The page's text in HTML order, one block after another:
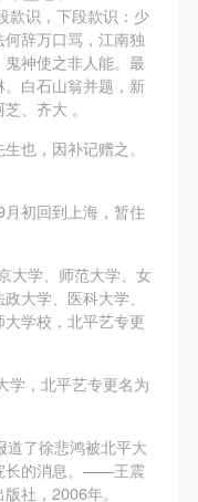
款识，下段款识：少
辞万口骂，江南独
鬼神使之非人能。最
白石山翁并题，新
、齐大 。
也，因补记赠之。
初回到上海，暂住
大学、师范大学、女
大学、医科大学、
学校，北平艺专更
学，北平艺专更名为
了徐悲鸿被北平大
长的消息。——王震
社，2006年。